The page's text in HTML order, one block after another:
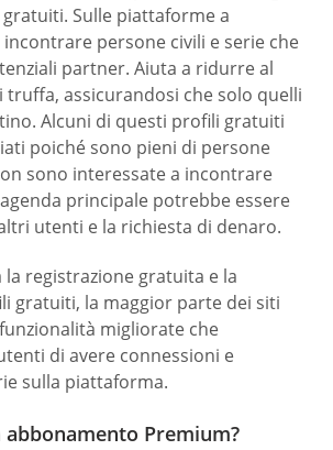
Sulle piattaforme a
persone civili e serie che
partner. Aiuta a ridurre al
assicurandosi che solo quelli
Alcuni di questi profili gratuiti
poiché sono pieni di persone
sono interessate a incontrare
principale potrebbe essere
utenti e la richiesta di denaro.
registrazione gratuita e la
gratuiti, la maggior parte dei siti
migliorate che
di avere connessioni e
sulla piattaforma.
abbonamento Premium?